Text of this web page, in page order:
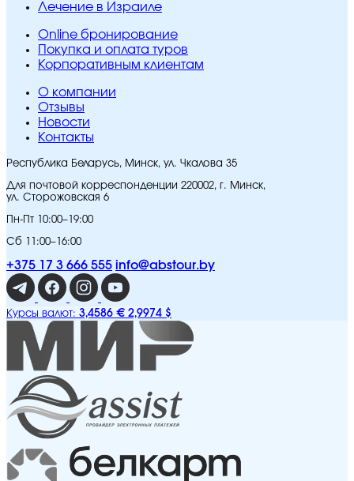
Лечение в Израиле
Online бронирование
Покупка и оплата туров
Корпоративным клиентам
O компании
Отзывы
Новости
Контакты
Республика Беларусь, Минск, ул. Чкалова 35
Для почтовой корреспонденции 220002, г. Минск,
ул. Сторожовская 6
Пн-Пт 10:00–19:00
Сб 11:00–16:00
+375 17 3 666 555 info@abstour.by
Курсы валют: 3,4586 € 2,9974 $